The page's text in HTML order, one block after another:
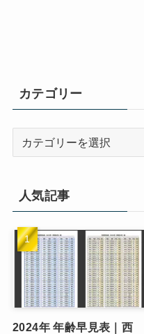
カテゴリー
ー
人気記事
2024年 年齢早見表｜西